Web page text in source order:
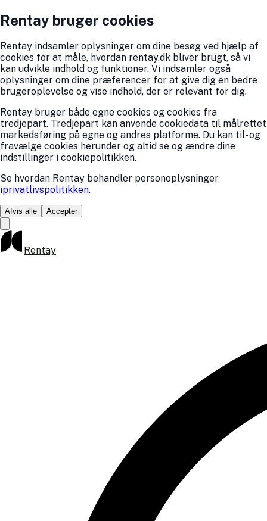
Rentay bruger cookies
Rentay indsamler oplysninger om dine besøg ved hjælp af
cookies for at måle, hvordan rentay.dk bliver brugt, så vi
kan udvikle indhold og funktioner. Vi indsamler også
oplysninger om dine præferencer for at give dig en bedre
brugeroplevelse og vise indhold, der er relevant for dig.
Rentay bruger både egne cookies og cookies fra
tredjepart. Tredjepart kan anvende cookiedata til målrettet
markedsføring på egne og andres platforme. Du kan til- og
fravælge cookies herunder og altid se og ændre dine
indstillinger i cookiepolitikken.
Se hvordan Rentay behandler personoplysninger
iprivatlivspolitikken.
Afvis alle Accepter
Rentay